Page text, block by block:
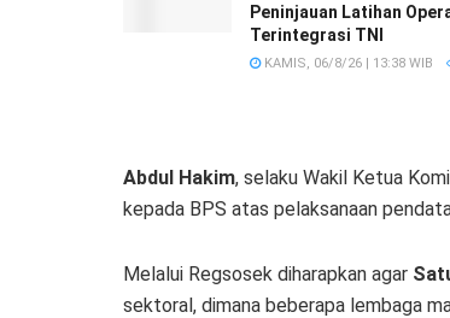
Peninjauan Latihan
Terintegrasi TNI
KAMIS, 06/8/26 | 13:38 WIB
Abdul Hakim, selaku Wakil Ketua
kepada BPS atas pelaksanaan
Melalui Regsosek diharapkan agar
sektoral, dimana beberapa lembaga